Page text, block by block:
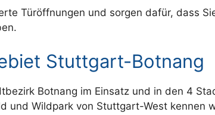
Türöffnungen und sorgen dafür, dass
Stuttgart-Botnang
Botnang im Einsatz und in den 4
und Wildpark von Stuttgart-West kennen